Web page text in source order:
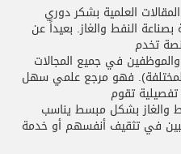
العلمية بشكر دوري
النفط والغاز. بعيداً عن
تخدم
في جميع المجالات
فهو مرجع علمي سهل
تقوم
والغاز بشكل مبسط يناسب
في تثقيف أنفسهم أو خدمة